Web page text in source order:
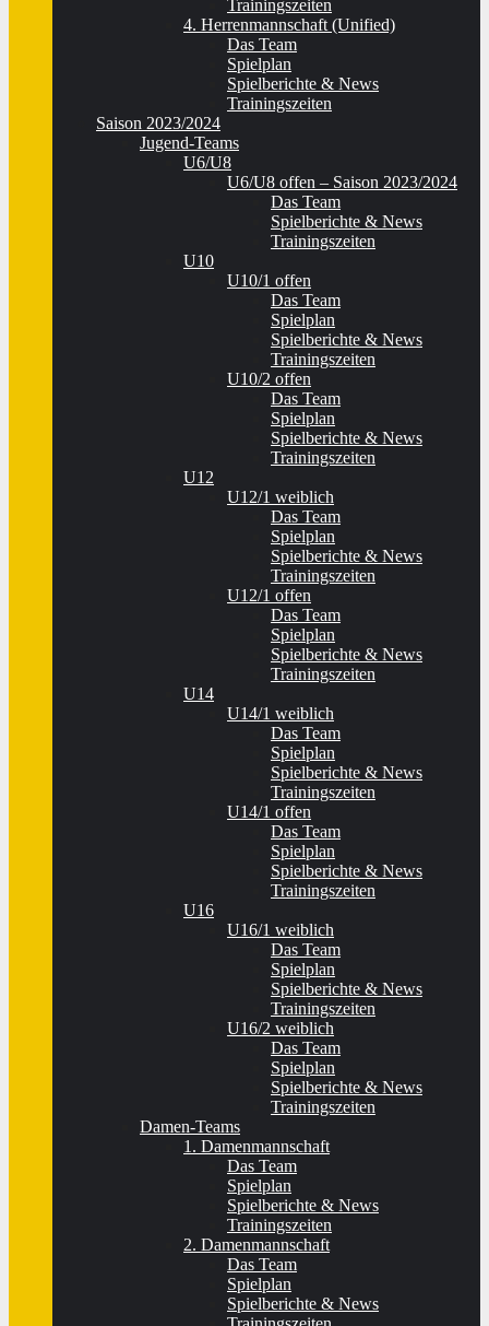
Trainingszeiten
4. Herrenmannschaft (Unified)
Das Team
Spielplan
Spielberichte & News
Trainingszeiten
Saison 2023/2024
Jugend-Teams
U6/U8
U6/U8 offen – Saison 2023/2024
Das Team
Spielberichte & News
Trainingszeiten
U10
U10/1 offen
Das Team
Spielplan
Spielberichte & News
Trainingszeiten
U10/2 offen
Das Team
Spielplan
Spielberichte & News
Trainingszeiten
U12
U12/1 weiblich
Das Team
Spielplan
Spielberichte & News
Trainingszeiten
U12/1 offen
Das Team
Spielplan
Spielberichte & News
Trainingszeiten
U14
U14/1 weiblich
Das Team
Spielplan
Spielberichte & News
Trainingszeiten
U14/1 offen
Das Team
Spielplan
Spielberichte & News
Trainingszeiten
U16
U16/1 weiblich
Das Team
Spielplan
Spielberichte & News
Trainingszeiten
U16/2 weiblich
Das Team
Spielplan
Spielberichte & News
Trainingszeiten
Damen-Teams
1. Damenmannschaft
Das Team
Spielplan
Spielberichte & News
Trainingszeiten
2. Damenmannschaft
Das Team
Spielplan
Spielberichte & News